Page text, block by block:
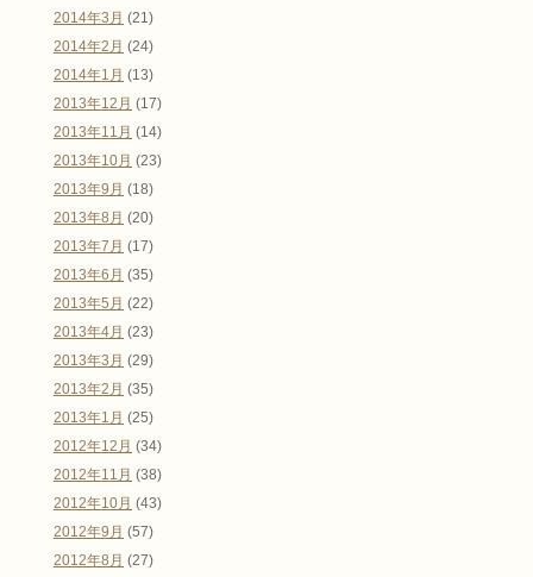
2014年3月 (21)
2014年2月 (24)
2014年1月 (13)
2013年12月 (17)
2013年11月 (14)
2013年10月 (23)
2013年9月 (18)
2013年8月 (20)
2013年7月 (17)
2013年6月 (35)
2013年5月 (22)
2013年4月 (23)
2013年3月 (29)
2013年2月 (35)
2013年1月 (25)
2012年12月 (34)
2012年11月 (38)
2012年10月 (43)
2012年9月 (57)
2012年8月 (27)